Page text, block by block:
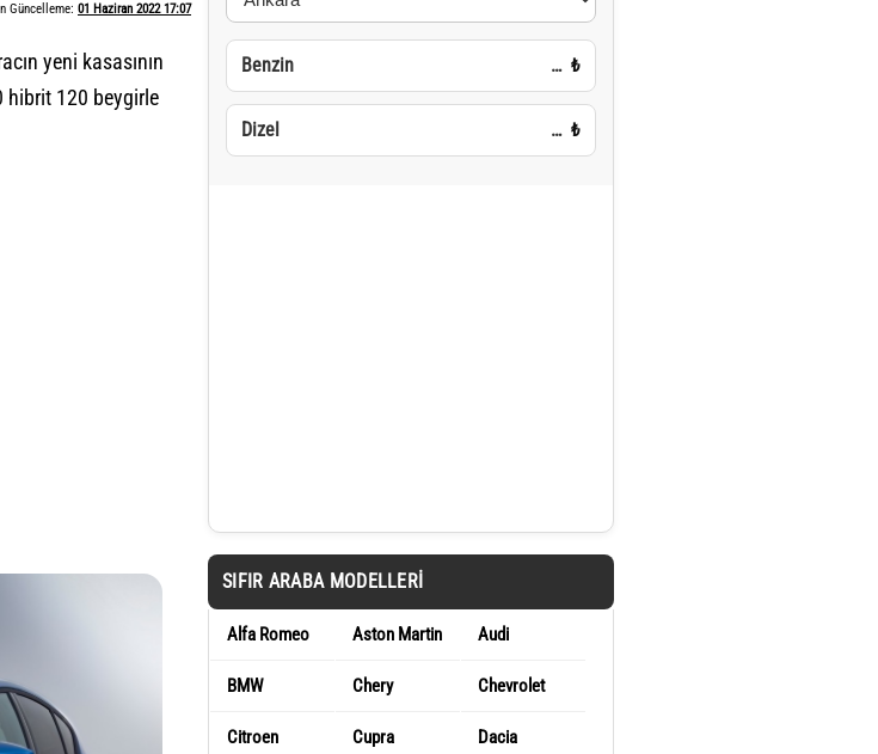
Güncelleme: 01 Haziran 2022 17:07
yeni kasasının
hibrit 120 beygirle
Benzin … ₺
Dizel … ₺
SIFIR ARABA MODELLERI
Alfa Romeo Aston Martin Audi
BMW Chery Chevrolet
Citroen Cupra Dacia